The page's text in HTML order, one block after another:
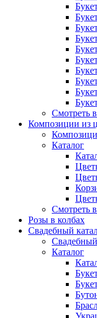
Смотреть
Композиции из
Каталог
Смотреть
Розы в колбах
Свадебный
Каталог